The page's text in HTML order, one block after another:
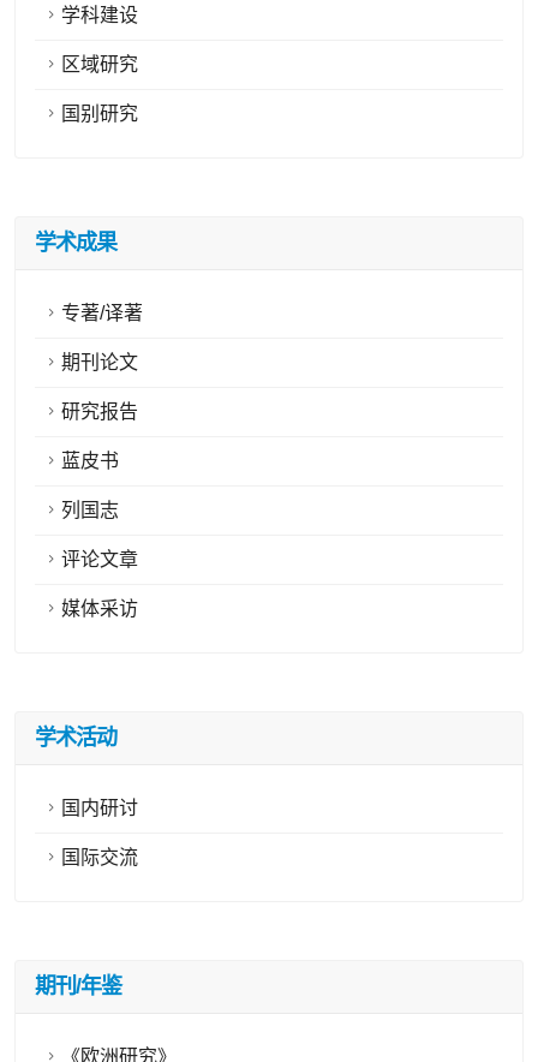
学科建设
区域研究
国别研究
学术成果
专著/译著
期刊论文
研究报告
蓝皮书
列国志
评论文章
媒体采访
学术活动
国内研讨
国际交流
期刊/年鉴
《欧洲研究》